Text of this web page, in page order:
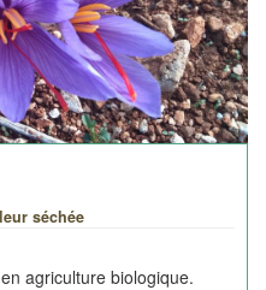
séchée
agriculture biologique.